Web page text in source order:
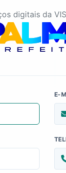
digitais da
E-